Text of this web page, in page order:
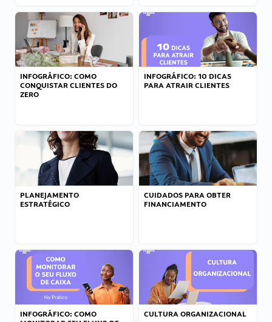
INFOGRÁFICO: COMO
CONQUISTAR CLIENTES DO
ZERO
INFOGRÁFICO: 10 DICAS
PARA ATRAIR CLIENTES
PLANEJAMENTO
ESTRATÉGICO
CUIDADOS PARA OBTER
FINANCIAMENTO
INFOGRÁFICO: COMO
CULTURA ORGANIZACIONAL